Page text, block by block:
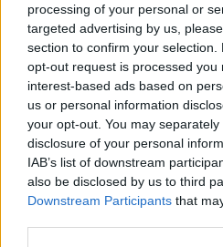
processing of your personal or
targeted advertising by us,
section to confirm your
opt-out request is processed you
interest-based ads based on
us or personal information
your opt-out. You may
disclosure of your personal
IAB’s list of downstream
also be disclosed by us to third
Downstream Participants that
ALTRE NOTIZIE DI